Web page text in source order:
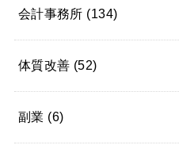
会計事務所 (134)
体質改善 (52)
副業 (6)